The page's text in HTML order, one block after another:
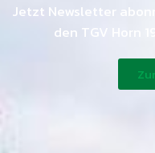
Jetzt Newsletter
den TGV Horn